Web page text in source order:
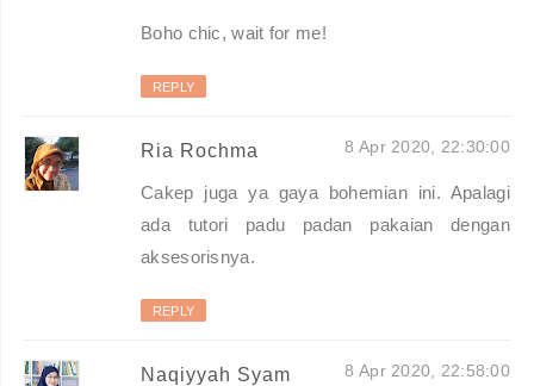
Boho chic, wait for me!
REPLY
Ria Rochma 8 Apr 2020, 22:30:00
Cakep juga ya gaya bohemian ini. Apalagi
ada tutori padu padan pakaian dengan
aksesorisnya.
REPLY
Naqiyyah Syam 8 Apr 2020, 22:58:00